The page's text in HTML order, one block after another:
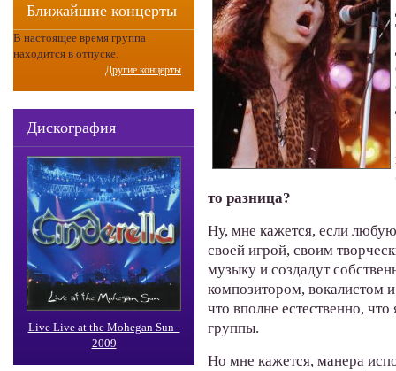
Ближайшие концерты
В настоящее время группа
находится в отпуске.
Другие концерты
Дискография
Live Live at the Mohegan Sun -
2009
то разница?
Ну, мне кажется, если
своей игрой, своим
музыку и создадут
композитором, вокалистом
что вполне естественно,
группы.
Но мне кажется, манера